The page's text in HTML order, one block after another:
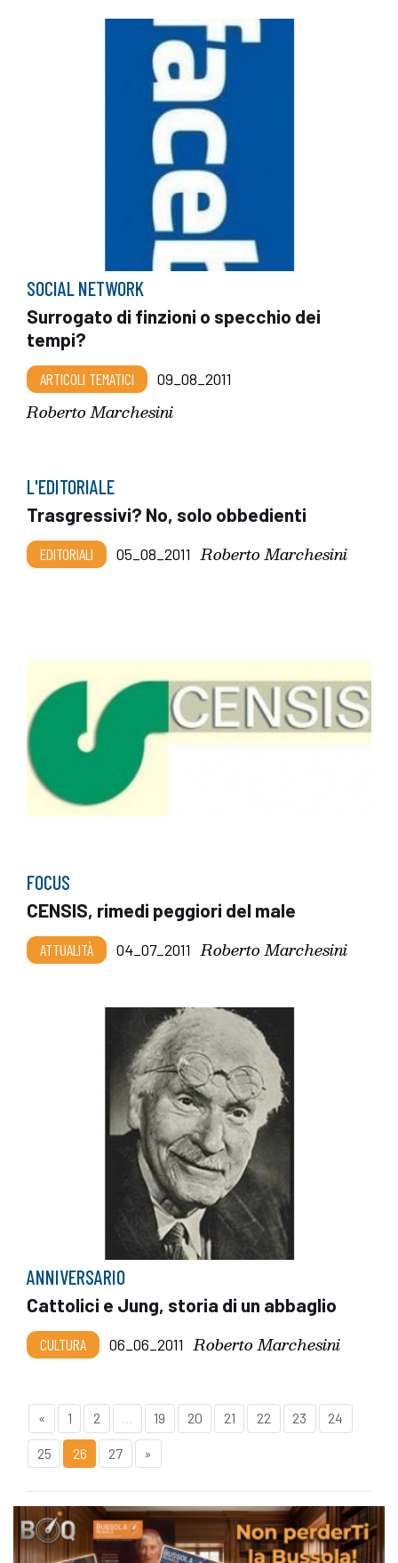
SOCIAL NETWORK
Surrogato di finzioni o specchio dei
tempi?
ARTICOLI TEMATICI 09_08_2011
Roberto Marchesini
L'EDITORIALE
Trasgressivi? No, solo obbedienti
EDITORIALI 05_08_2011 Roberto Marchesini
FOCUS
CENSIS, rimedi peggiori del male
ATTUALITÀ 04_07_2011 Roberto Marchesini
ANNIVERSARIO
Cattolici e Jung, storia di un abbaglio
CULTURA 06_06_2011 Roberto Marchesini
« 1 2 ... 19 20 21 22 23 24
25 26 27 »